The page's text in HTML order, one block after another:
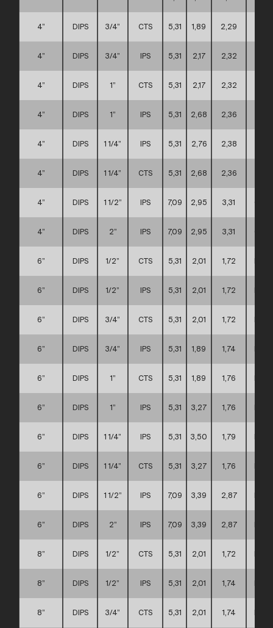
4” DIPS 3/4” CTS 5,31 1,89 2,29
4” DIPS 3/4” IPS 5,31 2,17 2,32
4” DIPS 1” CTS 5,31 2,17 2,32
4” DIPS 1” IPS 5,31 2,68 2,36
4” DIPS 1 1/4” IPS 5,31 2,76 2,38
4” DIPS 1 1/4” CTS 5,31 2,68 2,36
4” DIPS 1 1/2” IPS 7,09 2,95 3,31 C
4” DIPS 2” IPS 7,09 2,95 3,31
6” DIPS 1/2” CTS 5,31 2,01 1,72
6” DIPS 1/2” IPS 5,31 2,01 1,72
6” DIPS 3/4” CTS 5,31 2,01 1,72
6” DIPS 3/4” IPS 5,31 1,89 1,74
6” DIPS 1” CTS 5,31 1,89 1,76
6” DIPS 1” IPS 5,31 3,27 1,76
6” DIPS 1 1/4” IPS 5,31 3,50 1,79
6” DIPS 1 1/4” CTS 5,31 3,27 1,76
6” DIPS 1 1/2” IPS 7,09 3,39 2,87
6” DIPS 2” IPS 7,09 3,39 2,87
8” DIPS 1/2” CTS 5,31 2,01 1,72
8” DIPS 1/2” IPS 5,31 2,01 1,74
8” DIPS 3/4” CTS 5,31 2,01 1,74